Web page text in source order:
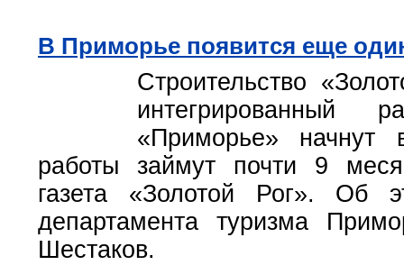
В Приморье появится еще
Строительство
интегрированный
«Приморье»
работы займут почти 9
газета «Золотой Рог». Об
департамента туризма
Шестаков.